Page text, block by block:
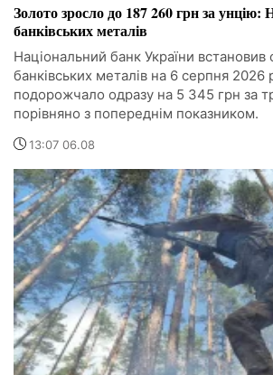
Золото зросло до 187 260 грн за
банківських металів
Національний банк України встановив
банківських металів на 6 серпня 2026
подорожчало одразу на 5 345 грн за
порівняно з попереднім показником.
13:07 06.08